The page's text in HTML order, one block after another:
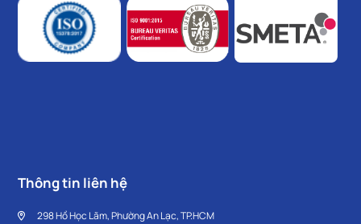
Thông tin liên hệ
298 Hồ Học Lãm, Phường An Lạc, TP.HCM